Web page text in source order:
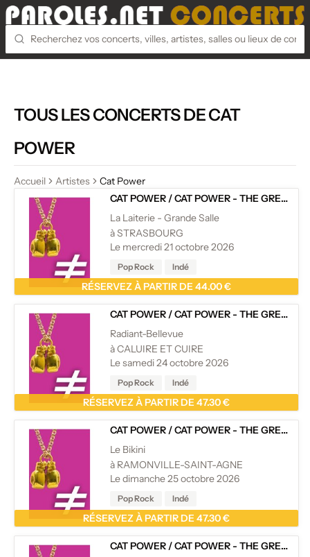
TOUS LES CONCERTS DE CAT
POWER
Accueil Artistes
Cat Power
CAT POWER /CAT POWER - THE GREATEST - 20TH ANNIVERSARY
La Laiterie - Grande Salle
à STRASBOURG
Le mercredi 21 octobre 2026
Pop Rock Indé
RÉSERVEZ À PARTIR DE 44.00 €
CAT POWER /CAT POWER - THE GREATEST - 20TH ANNIVERSARY
Radiant-Bellevue
à CALUIRE ET CUIRE
Le samedi 24 octobre 2026
Pop Rock Indé
RÉSERVEZ À PARTIR DE 47.30 €
CAT POWER /CAT POWER - THE GREATEST - 20TH ANNIVERSARY
Le Bikini
à RAMONVILLE-SAINT-AGNE
Le dimanche 25 octobre 2026
Pop Rock Indé
RÉSERVEZ À PARTIR DE 47.30 €
CAT POWER /CAT POWER - THE GREATEST - 20TH ANNIVERSARY